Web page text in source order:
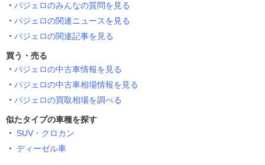
パジェロのみんなの質問を見る
パジェロの関連ニュースを見る
パジェロの関連記事を見る
買う・売る
パジェロの中古車情報を見る
パジェロの中古車相場情報を見る
パジェロの買取相場を調べる
似たタイプの車種を探す
SUV・クロカン
ディーゼル車